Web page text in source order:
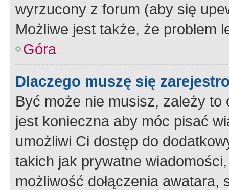
wyrzucony z forum (aby się
Możliwe jest także, że problem
Góra
Dlaczego muszę się
Być może nie musisz, zależy
jest konieczna aby móc pisać
umożliwi Ci dostęp do
takich jak prywatne
możliwość dołączenia